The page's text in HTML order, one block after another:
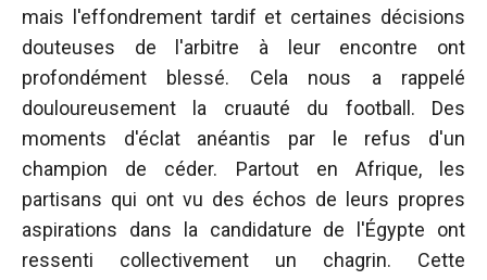
mais l'effondrement tardif et certaines décisions
douteuses de l'arbitre à leur encontre ont
profondément blessé. Cela nous a rappelé
douloureusement la cruauté du football. Des
moments d'éclat anéantis par le refus d'un
champion de céder. Partout en Afrique, les
partisans qui ont vu des échos de leurs propres
aspirations dans la candidature de l'Égypte ont
ressenti collectivement un chagrin. Cette